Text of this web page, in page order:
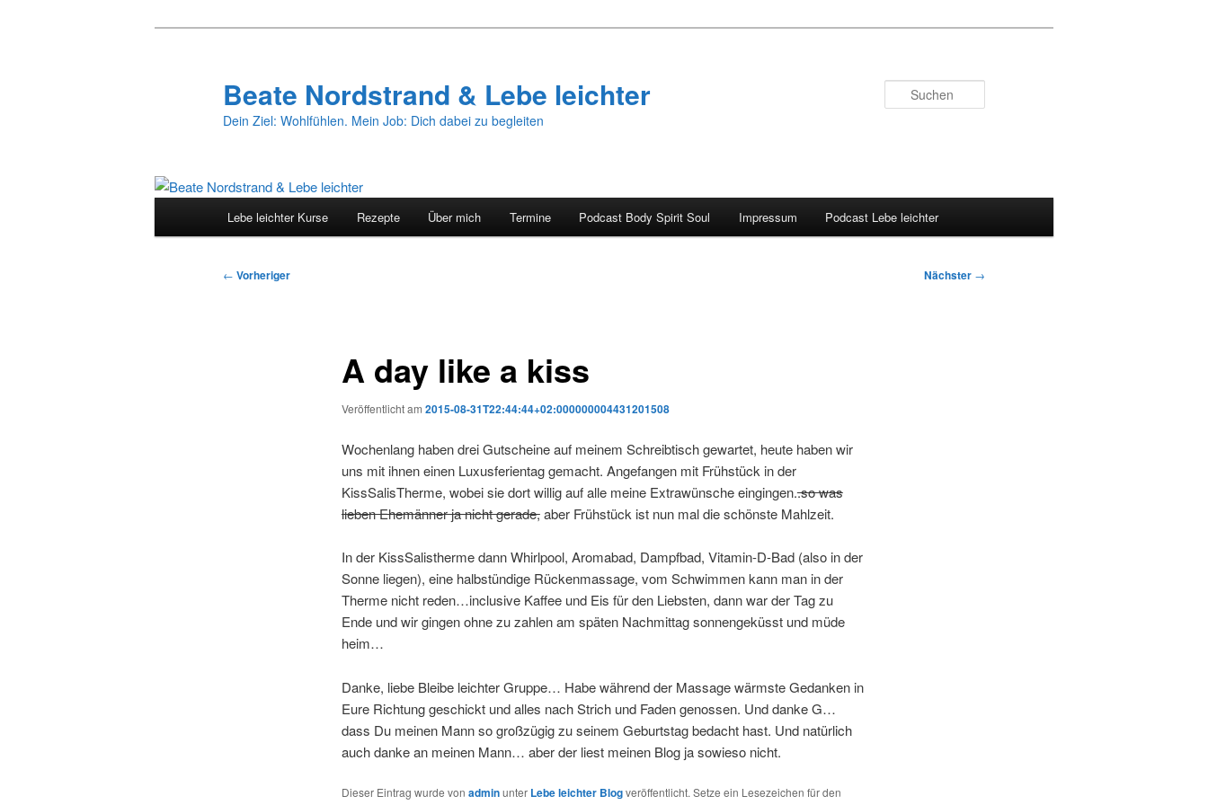
Beate Nordstrand & Lebe leichter
Dein Ziel: Wohlfühlen. Mein Job: Dich dabei zu begleiten
Lebe leichter Kurse Rezepte Über mich Termine Podcast Body Spirit Soul Impressum Podcast Lebe leichter
Beitragsnavigation
← Vorheriger Nächster →
A day like a kiss
Veröffentlicht am 2015-08-31T22:44:44+02:000000004431201508
Wochenlang haben drei Gutscheine auf meinem Schreibtisch gewartet, heute haben wir
uns mit ihnen einen Luxusferientag gemacht. Angefangen mit Frühstück in der
KissSalisTherme, wobei sie dort willig auf alle meine Extrawünsche eingingen..so was
lieben Ehemänner ja nicht gerade,aber Frühstück ist nun mal die schönste Mahlzeit.
In der KissSalistherme dann Whirlpool, Aromabad, Dampfbad, Vitamin-D-Bad (also in der
Sonne liegen), eine halbstündige Rückenmassage, vom Schwimmen kann man in der
Therme nicht reden…inclusive Kaffee und Eis für den Liebsten, dann war der Tag zu
Ende und wir gingen ohne zu zahlen am späten Nachmittag sonnengeküsst und müde
heim…
Danke, liebe Bleibe leichter Gruppe… Habe während der Massage wärmste Gedanken in
Eure Richtung geschickt und alles nach Strich und Faden genossen. Und danke G…
dass Du meinen Mann so großzügig zu seinem Geburtstag bedacht hast. Und natürlich
auch danke an meinen Mann… aber der liest meinen Blog ja sowieso nicht.
Dieser Eintrag wurde von adminunter Lebe leichter Blogveröffentlicht. Setze ein Lesezeichen für den